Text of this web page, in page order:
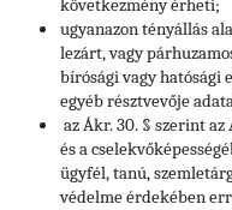
következmény érheti;
ugyanazon tényállás
lezárt, vagy
bírósági vagy hatósági
egyéb résztvevője
az Ákr. 30. § szerint
és a
ügyfél, tanú,
védelme érdekében